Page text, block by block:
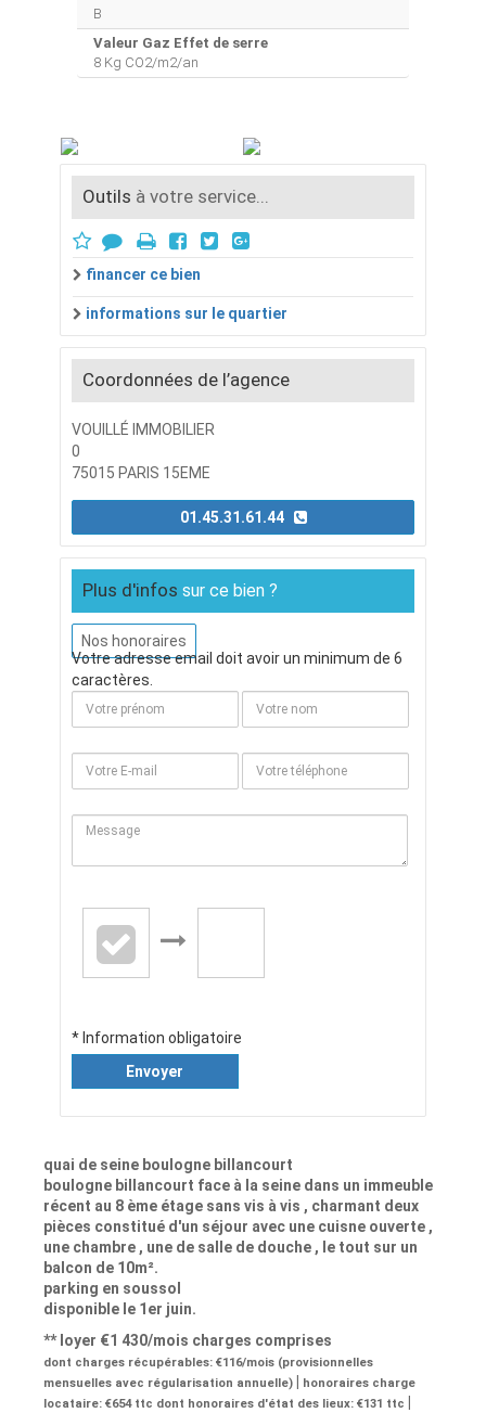
B
Valeur Gaz Effet de serre
8 Kg CO2/m2/an
Outils à votre service...
financer ce bien
informations sur le quartier
Coordonnées de l’agence
VOUILLÉ IMMOBILIER
0
75015 PARIS 15EME
Plus d'infos sur ce bien ?
Nos honoraires
Votre adresse email doit avoir un minimum de 6
caractères.
* Information obligatoire
Envoyer
quai de seine boulogne billancourt
boulogne billancourt face à la seine dans un immeuble
récent au 8 ème étage sans vis à vis , charmant deux
pièces constitué d'un séjour avec une cuisne ouverte ,
une chambre , une de salle de douche , le tout sur un
balcon de 10m².
parking en soussol
disponible le 1er juin.
** loyer €1 430/mois charges comprises
dont charges récupérables: €116/mois (provisionnelles
mensuelles avec régularisation annuelle)
honoraires charge
locataire: €654 ttc dont honoraires d'état des lieux: €131 ttc